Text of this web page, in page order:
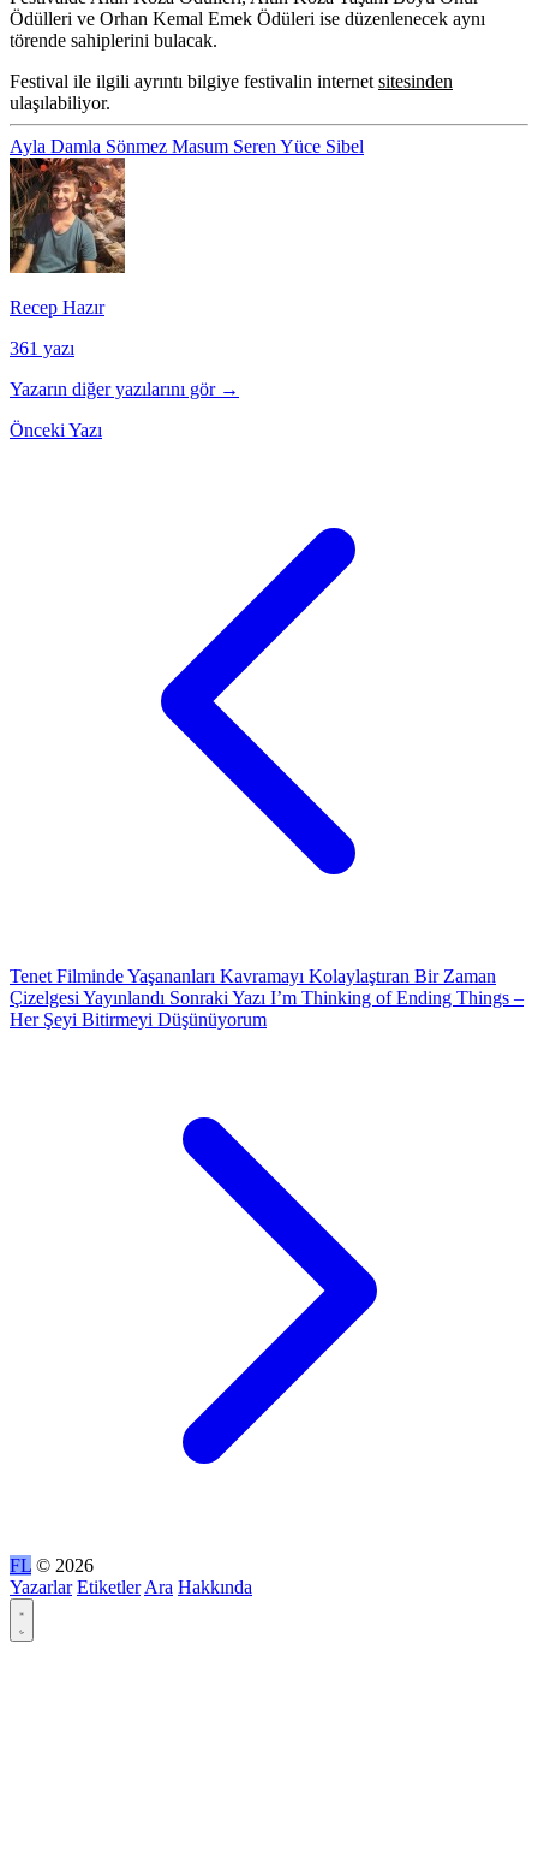
Ödülleri ve Orhan Kemal Emek Ödüleri ise düzenlenecek aynı
törende sahiplerini bulacak.
Festival ile ilgili ayrıntı bilgiye festivalin internet sitesinden
ulaşılabiliyor.
Ayla Damla Sönmez Masum Seren Yüce Sibel
Recep Hazır
361 yazı
Yazarın diğer yazılarını gör →
Önceki Yazı
Tenet Filminde Yaşananları Kavramayı Kolaylaştıran Bir Zaman
Çizelgesi Yayınlandı Sonraki Yazı I’m Thinking of Ending Things –
Her Şeyi Bitirmeyi Düşünüyorum
FL © 2026
Yazarlar Etiketler Ara Hakkında